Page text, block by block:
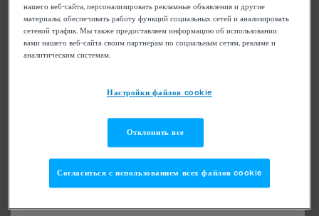
app
нашего веб-сайта, персонализировать рекламные объявления и другие
материалы, обеспечивать работу функций социальных сетей и анализировать
сетевой трафик. Мы также предоставляем информацию об использовании
вами нашего веб-сайта своим партнерам по социальным сетям, рекламе и
аналитическим системам.
Настройки файлов cookie
Отклонить все
Согласиться с использованием всех файлов cookie